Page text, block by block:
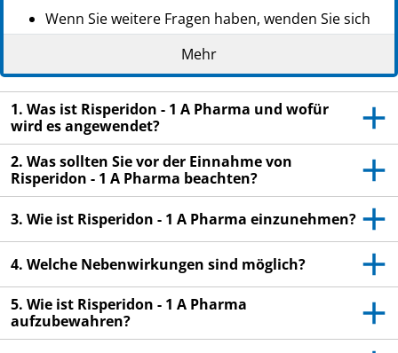
Wenn Sie weitere Fragen haben, wenden Sie sich
an Ihren Arzt oder Apotheker.
Dieses Arzneimittel wurde Ihnen persönlich
verschrieben. Geben Sie es nicht an Dritte weiter.
Es kann anderen Menschen schaden, auch wenn
diese die gleichen Beschwerden haben wie Sie.
Wenn Sie Nebenwirkungen bemerken, wenden Sie
sich an Ihren Arzt oder Apotheker. Dies gilt auch
Packungsbeilage angegeben sind. Siehe Abschnitt
Mehr
1. Was ist Risperidon - 1 A Pharma und wofür
wird es angewendet?
2. Was sollten Sie vor der Einnahme von
Risperidon - 1 A Pharma beachten?
3. Wie ist Risperidon - 1 A Pharma einzunehmen?
4. Welche Nebenwirkungen sind möglich?
5. Wie ist Risperidon - 1 A Pharma
aufzubewahren?